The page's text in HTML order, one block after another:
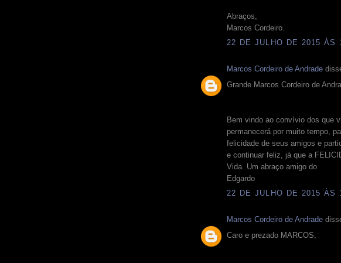
Abraços,
Marcos Cordeiro.
22 DE JULHO DE 2015 ÀS
Marcos Cordeiro de Andrade
Grande Marcos Cordeiro de
Bem vindo ao convívio dos que
permanecerá por muito tempo,
felicidade de seus amigos e
e continuar feliz, já que a
Vida. Um abraço amigo do
Edgardo
22 DE JULHO DE 2015 ÀS
Marcos Cordeiro de Andrade
Caro e prezado MARCOS,